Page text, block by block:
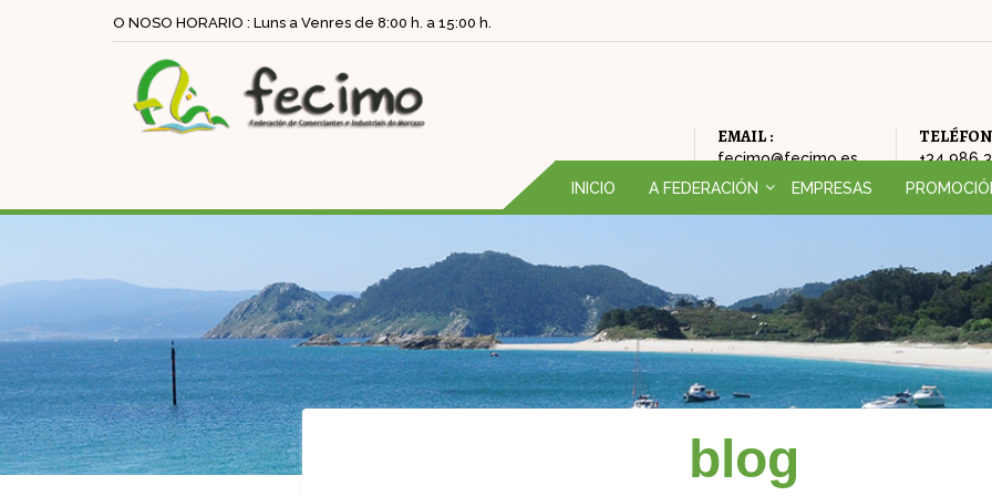
O NOSO HORARIO : Luns a Venres de 8:00 h. a 15:00 h.
EMAIL :
fecimo@fecimo.es +34 986
INICIO
A FEDERACIÓN
FILOSOFÍA DA FEDERACIÓN
ONDE ESTAMOS
EMPRESAS
FEIRA DE
AMODIÑA
NADAL
blog